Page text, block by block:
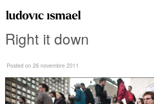
Right it down
Posted on 26 novembre 2011